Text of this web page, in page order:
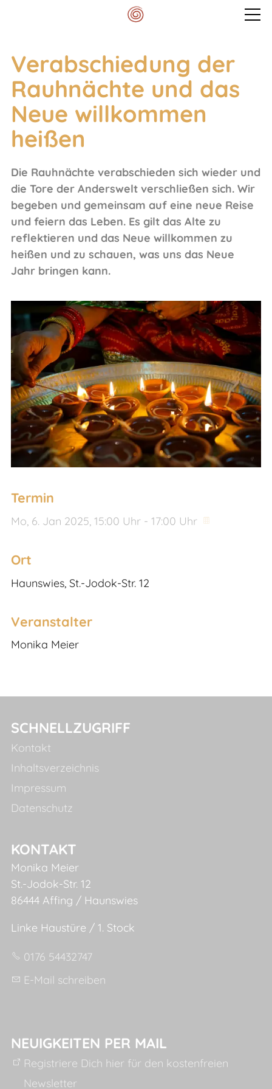
Veranstaltungen
Mein Spektrum
Blog
Meditationskissen
Kontakt
Verabschiedung der
Rauhnächte und das
Neue willkommen
heißen
Die Rauhnächte verabschieden sich wieder und
die Tore der Anderswelt verschließen sich. Wir
begeben und gemeinsam auf eine neue Reise
und feiern das Leben. Es gilt das Alte zu
reflektieren und das Neue willkommen zu
heißen und zu schauen, was uns das Neue
Jahr bringen kann.
Termin
Mo, 6. Jan 2025, 15:00 Uhr - 17:00 Uhr
Ort
Haunswies, St.-Jodok-Str. 12
Veranstalter
Monika Meier
SCHNELLZUGRIFF
Kontakt
Inhaltsverzeichnis
Impressum
Datenschutz
KONTAKT
Monika Meier
St.-Jodok-Str. 12
86444 Affing / Haunswies
Linke Haustüre / 1. Stock
0176 54432747
E-Mail schreiben
NEUIGKEITEN PER MAIL
Registriere Dich hier für den kostenfreien
Newsletter